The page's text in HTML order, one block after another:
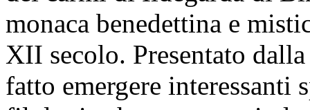
monaca benedettina e
XII secolo. Presentato
fatto emergere